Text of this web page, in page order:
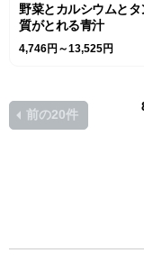
野菜とカルシウムとタ
質がとれる青汁
4,746円～13,525円
前の20件